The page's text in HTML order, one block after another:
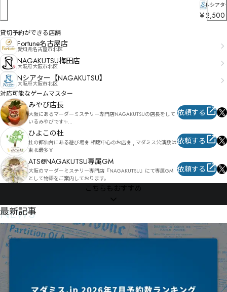
Nシアタ
【
￥2,500
貸切予約ができる店舗
Fortune名古屋店
愛知県名古屋市北区
NAGAKUTSU梅田店
大阪府大阪市北区
Nシアター【NAGAKUTSU】
大阪府大阪市北区
対応可能なゲームマスター
みやび店長
大阪にあるマーダーミステリー専門店NAGAKUTSUの店長をして
いるみやびです✨
みんな仲良くがモットーなので、ぜひお気軽に話しかけてくださ
い✨
依頼する
ひよこの杜
杜の都仙台にある遊び場🐥 相席中心のお店🐥⸒⸒ マダミス公演数は
東北最多🏅
依頼する
ATS@NAGAKUTSU専属GM
大阪のマーダーミステリー専門店『NAGAKUTSU』にて専属GM
として物語をご案内しております。
依頼する
こちらもおすすめ
NEWS
最新記事